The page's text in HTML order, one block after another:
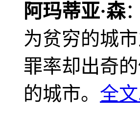
阿玛蒂亚·森
为贫穷的城
罪率却出奇
的城市。 全